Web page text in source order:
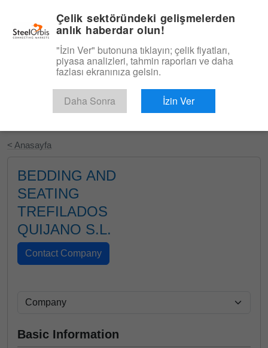
Ücretsiz Deneyin
< Anasayfa
BEDDING AND
SEATING
TREFILADOS
QUIJANO S.L.
Basic Information
Çelik sektöründeki gelişmelerden
anlık haberdar olun!
"İzin Ver" butonuna tıklayın; çelik fiyatları,
piyasa analizleri, tahmin raporları ve daha
fazlası ekranınıza gelsin.
Daha Sonra İzin Ver